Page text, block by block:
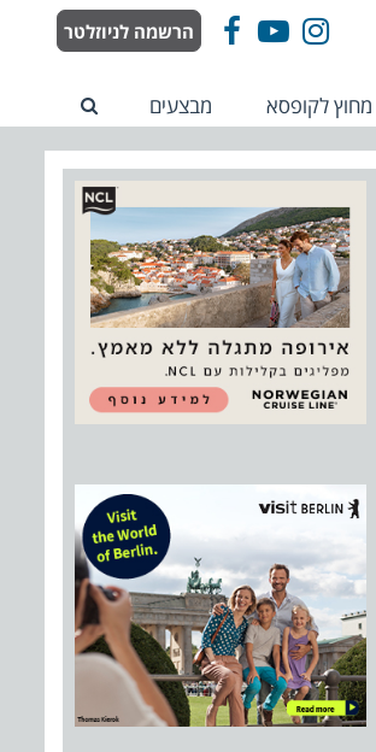
FacebookYouTube
Instagram הרשמה לניוזלטר
מחוץ לקופסא מבצעים